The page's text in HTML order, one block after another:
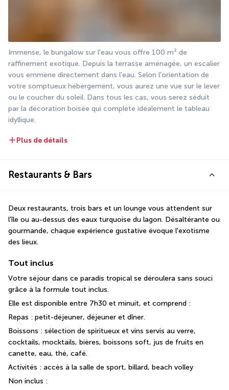
Immense, le bungalow sur l'eau vous offre 100 m² de
raffinement exotique. Depuis la terrasse aménagée, un escalier
vous emmène directement dans l'eau. Selon l'orientation de
votre somptueux hébergement, vous aurez une vue sur le lever
ou le coucher du soleil. Dans tous les cas, vous serez séduit
par la décoration boisée qui complète idéalement le tableau
idyllique.
Plus de détails
Restaurants & Bars
Deux restaurants, trois bars et un lounge vous attendent sur
l'île ou au-dessus des eaux turquoise du lagon. Désaltérante ou
gourmande, chaque expérience gustative évoque l'exotisme
des lieux.
Tout inclus
Votre séjour dans ce paradis tropical se déroulera sans souci
grâce à la formule tout inclus.
Elle est disponible entre 7h30 et minuit, et comprend :
Repas : petit-déjeuner, déjeuner et dîner.
Boissons : sélection de spiritueux et vins servis au verre,
cocktails, mocktails, bières, boissons soft, jus de fruits en
canette, eau, thé, café.
Activités : accès à la salle de sport, billard, beach volley
Non inclus :